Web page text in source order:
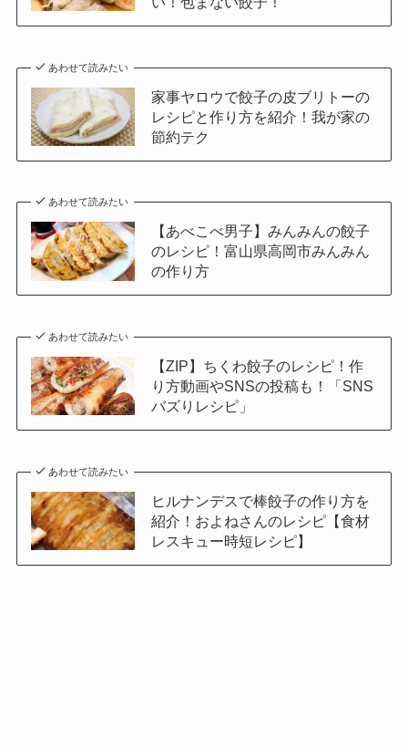
あわせて読みたい
家事ヤロウで餃子の皮ブリトーの
レシピと作り方を紹介！我が家の
節約テク
あわせて読みたい
【あべこべ男子】みんみんの餃子
のレシピ！富山県高岡市みんみん
の作り方
あわせて読みたい
【ZIP】ちくわ餃子のレシピ！作
り方動画やSNSの投稿も！「SNS
バズりレシピ」
あわせて読みたい
ヒルナンデスで棒餃子の作り方を
紹介！およねさんのレシピ【食材
レスキュー時短レシピ】